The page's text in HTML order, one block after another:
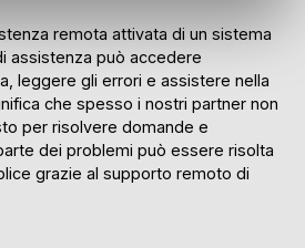
remota attivata di un sistema
assistenza può accedere
leggere gli errori e assistere nella
che spesso i nostri partner non
per risolvere domande e
dei problemi può essere risolta
grazie al supporto remoto di